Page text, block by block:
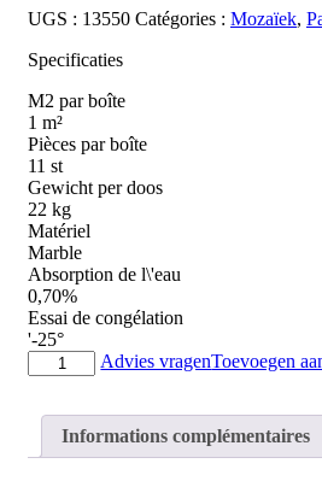
UGS : 13550 Catégories : Mozaïek,
Specificaties
M2 par boîte
1 m²
Pièces par boîte
11 st
Gewicht per doos
22 kg
Matériel
Marble
Absorption de l\'eau
0,70%
Essai de congélation
'-25°
quantité
de
HEXAGON
cream
Advies vragenToevoegen
Informations complémentaires